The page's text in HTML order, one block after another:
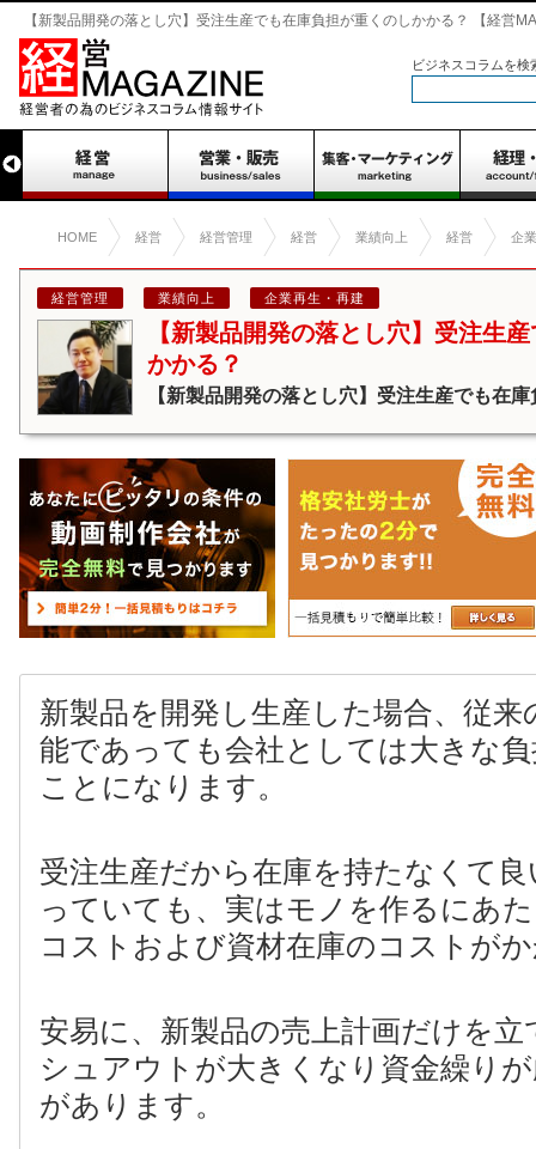
【新製品開発の落とし穴】受注生産でも在庫負担が重くのしかかる？ 【経営
ビジネスコラムを検
HOME 経営 経営管理 経営 業績向上 経営 企
経営管理 業績向上 企業再生・再建
【新製品開発の落とし穴】受注生
かかる？
【新製品開発の落とし穴】受注生産でも在
新製品を開発し生産した場合、従
能であっても会社としては大きな
ことになります。
受注生産だから在庫を持たなくて
っていても、実はモノを作るにあ
コストおよび資材在庫のコストが
安易に、新製品の売上計画だけを
シュアウトが大きくなり資金繰り
があります。